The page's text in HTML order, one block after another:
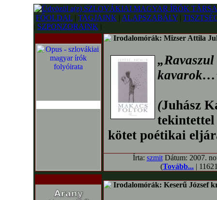
FŐOLDAL | TAGJAINK | ALAPSZABÁLY |
| SZPONZORAINK |
Irodalomórák: Mizser Attila
„Ravaszul
(Juhász
tekintettel
kötet poétikai
Írta: szmitDátum: 2007.
(Tovább... |
Irodalomórák: Keserű József